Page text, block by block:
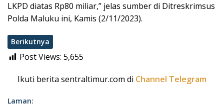
LKPD diatas Rp80 miliar,” jelas sumber di Ditreskrimsus
Polda Maluku ini, Kamis (2/11/2023).
Berikutnya
Post Views: 5,655
Ikuti berita sentraltimur.com di Channel Telegram
Laman: